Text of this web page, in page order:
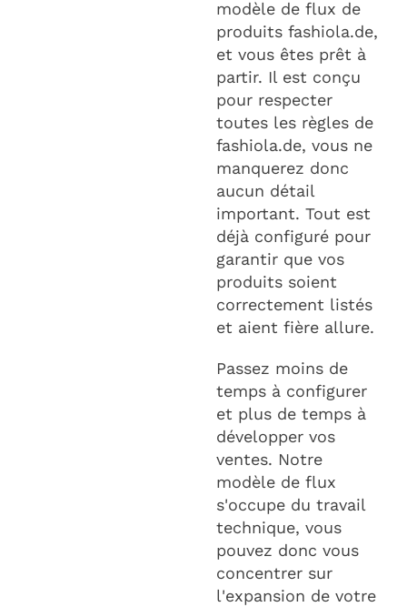
modèle de flux de
produits fashiola.de,
et vous êtes prêt à
partir. Il est conçu
pour respecter
toutes les règles de
fashiola.de, vous ne
manquerez donc
aucun détail
important. Tout est
déjà configuré pour
garantir que vos
produits soient
correctement listés
et aient fière allure.
Passez moins de
temps à configurer
et plus de temps à
développer vos
ventes. Notre
modèle de flux
s'occupe du travail
technique, vous
pouvez donc vous
concentrer sur
l'expansion de votre